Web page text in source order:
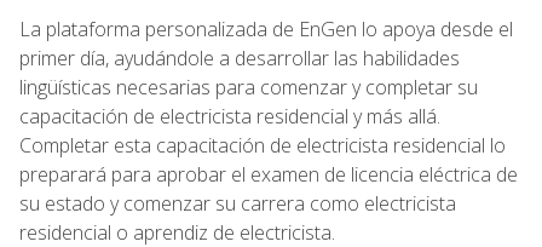
La plataforma personalizada de EnGen lo apoya desde el
primer día, ayudándole a desarrollar las habilidades
lingüísticas necesarias para comenzar y completar su
capacitación de electricista residencial y más allá.
Completar esta capacitación de electricista residencial lo
preparará para aprobar el examen de licencia eléctrica de
su estado y comenzar su carrera como electricista
residencial o aprendiz de electricista.